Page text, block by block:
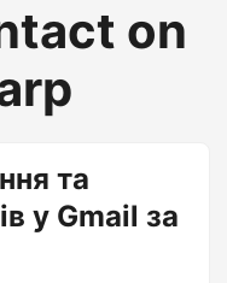
on
та
у Gmail за